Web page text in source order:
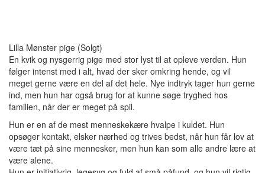
Lilla Mønster pige (Solgt)
En kvik og nysgerrig pige med stor lyst til at opleve verden. Hun
følger intenst med i alt, hvad der sker omkring hende, og vil
meget gerne være en del af det hele. Nye indtryk tager hun gerne
ind, men hun har også brug for at kunne søge tryghed hos
familien, når der er meget på spil.
Hun er en af de mest menneskekære hvalpe i kuldet. Hun
opsøger kontakt, elsker nærhed og trives bedst, når hun får lov at
være tæt på sine mennesker, men hun kan som alle andre lære at
være alene.